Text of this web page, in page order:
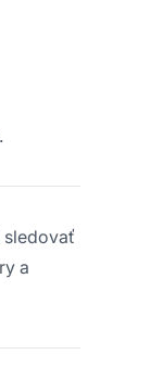
sledovať
a